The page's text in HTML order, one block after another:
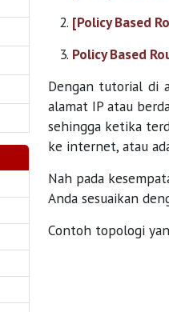
[Policy Based
Policy Based
Dengan tutorial di
alamat IP atau
sehingga ketika
ke internet, atau
Nah pada
Anda sesuaikan
Contoh topologi